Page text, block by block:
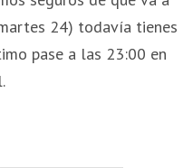
24) todavía tienes
pase a las 23:00 en